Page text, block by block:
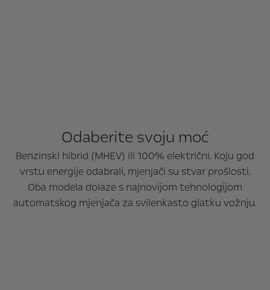
Odaberite svoju moć
Benzinski hibrid (MHEV) ili 100% električni. Koju god
vrstu energije odabrali, mjenjači su stvar prošlosti.
Oba modela dolaze s najnovijom tehnologijom
automatskog mjenjača za svilenkasto glatku vožnju.